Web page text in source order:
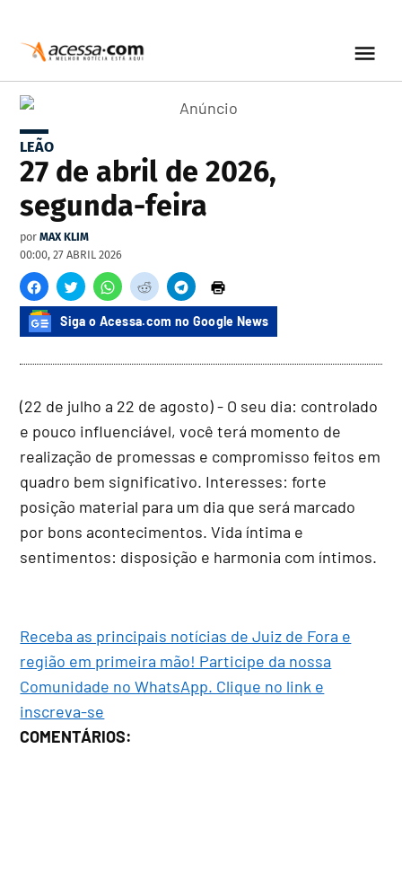
LEÃO
27 de abril de 2026,
segunda-feira
por MAX KLIM
00:00, 27 ABRIL 2026
Siga o Acessa.com no Google News
(22 de julho a 22 de agosto) - O seu dia: controlado
e pouco influenciável, você terá momento de
realização de promessas e compromisso feitos em
quadro bem significativo. Interesses: forte
posição material para um dia que será marcado
por bons acontecimentos. Vida íntima e
sentimentos: disposição e harmonia com íntimos.
Receba as principais notícias de Juiz de Fora e
região em primeira mão! Participe da nossa
Comunidade no WhatsApp. Clique no link e
inscreva-se
COMENTÁRIOS: